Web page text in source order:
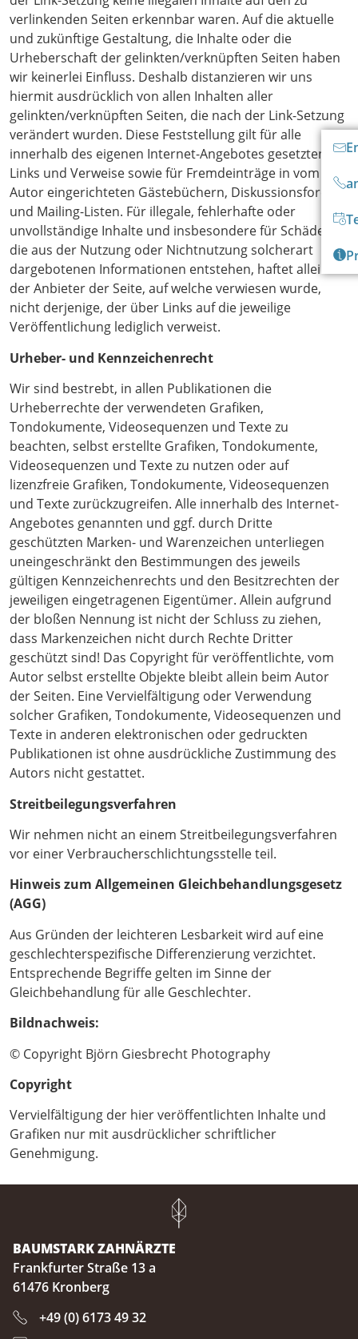
verlinkenden Seiten erkennbar waren. Auf die aktuelle
und zukünftige Gestaltung, die Inhalte oder die
Urheberschaft der gelinkten/verknüpften Seiten haben
wir keinerlei Einfluss. Deshalb distanzieren wir uns
hiermit ausdrücklich von allen Inhalten aller
gelinkten/verknüpften Seiten, die nach der Link-Setzung
verändert wurden. Diese Feststellung gilt für alle
innerhalb des eigenen Internet-Angebotes gesetzten
Links und Verweise sowie für Fremdeinträge in vom
Autor eingerichteten Gästebüchern, Diskussionsforen
und Mailing-Listen. Für illegale, fehlerhafte oder
unvollständige Inhalte und insbesondere für Schäden,
die aus der Nutzung oder Nichtnutzung solcherart
dargebotenen Informationen entstehen, haftet allein
der Anbieter der Seite, auf welche verwiesen wurde,
nicht derjenige, der über Links auf die jeweilige
Veröffentlichung lediglich verweist.
Urheber- und Kennzeichenrecht
Wir sind bestrebt, in allen Publikationen die
Urheberrechte der verwendeten Grafiken,
Tondokumente, Videosequenzen und Texte zu
beachten, selbst erstellte Grafiken, Tondokumente,
Videosequenzen und Texte zu nutzen oder auf
lizenzfreie Grafiken, Tondokumente, Videosequenzen
und Texte zurückzugreifen. Alle innerhalb des Internet-
Angebotes genannten und ggf. durch Dritte
geschützten Marken- und Warenzeichen unterliegen
uneingeschränkt den Bestimmungen des jeweils
gültigen Kennzeichenrechts und den Besitzrechten der
jeweiligen eingetragenen Eigentümer. Allein aufgrund
der bloßen Nennung ist nicht der Schluss zu ziehen,
dass Markenzeichen nicht durch Rechte Dritter
geschützt sind! Das Copyright für veröffentlichte, vom
Autor selbst erstellte Objekte bleibt allein beim Autor
der Seiten. Eine Vervielfältigung oder Verwendung
solcher Grafiken, Tondokumente, Videosequenzen und
Texte in anderen elektronischen oder gedruckten
Publikationen ist ohne ausdrückliche Zustimmung des
Autors nicht gestattet.
Streitbeilegungsverfahren
Wir nehmen nicht an einem Streitbeilegungsverfahren
vor einer Verbraucherschlichtungsstelle teil.
Hinweis zum Allgemeinen Gleichbehandlungsgesetz
(AGG)
Aus Gründen der leichteren Lesbarkeit wird auf eine
geschlechterspezifische Differenzierung verzichtet.
Entsprechende Begriffe gelten im Sinne der
Gleichbehandlung für alle Geschlechter.
Bildnachweis:
© Copyright Björn Giesbrecht Photography
Copyright
Vervielfältigung der hier veröffentlichten Inhalte und
Grafiken nur mit ausdrücklicher schriftlicher
Genehmigung.
BAUMSTARK ZAHNÄRZTE
Frankfurter Straße 13 a
61476 Kronberg
+49 (0) 6173 49 32